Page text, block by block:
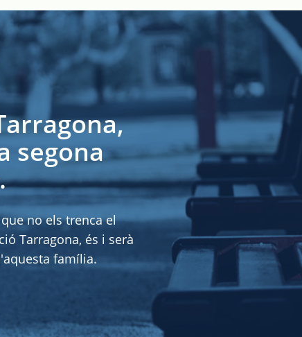
segona
no els trenca el
Tarragona, és i serà
família.